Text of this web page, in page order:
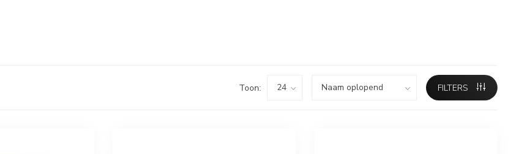
Toon: FILTERS